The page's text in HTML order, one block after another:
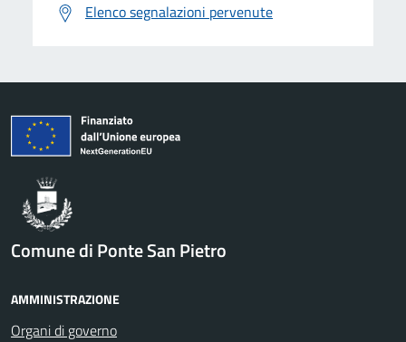
Elenco segnalazioni pervenute
Comune di Ponte San Pietro
AMMINISTRAZIONE
Organi di governo